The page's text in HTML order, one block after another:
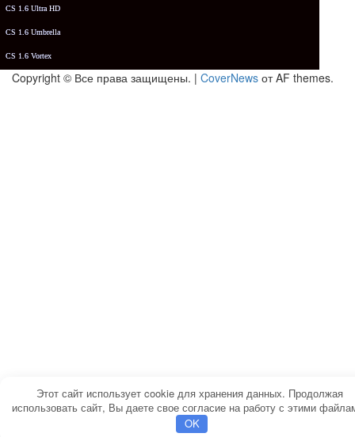
CS 1.6 Ultra HD
CS 1.6 Umbrella
CS 1.6 Vortex
Copyright © Все права защищены. | CoverNews от AF themes.
Этот сайт использует cookie для хранения данных. Продолжая
использовать сайт, Вы даете свое согласие на работу с этими
OK